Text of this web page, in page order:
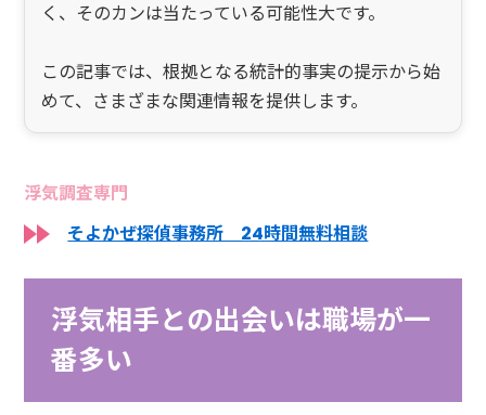
く、そのカンは当たっている可能性大です。
この記事では、根拠となる統計的事実の提示から始
めて、さまざまな関連情報を提供します。
浮気調査専門
そよかぜ探偵事務所 24時間無料相談
浮気相手との出会いは職場が一
番多い